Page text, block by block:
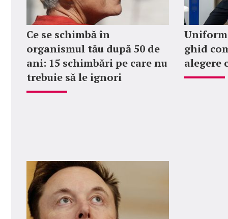
Ce se schimbă în
organismul tău după 50 de
ani: 15 schimbări pe care nu
trebuie să le ignori
ghid
alegere